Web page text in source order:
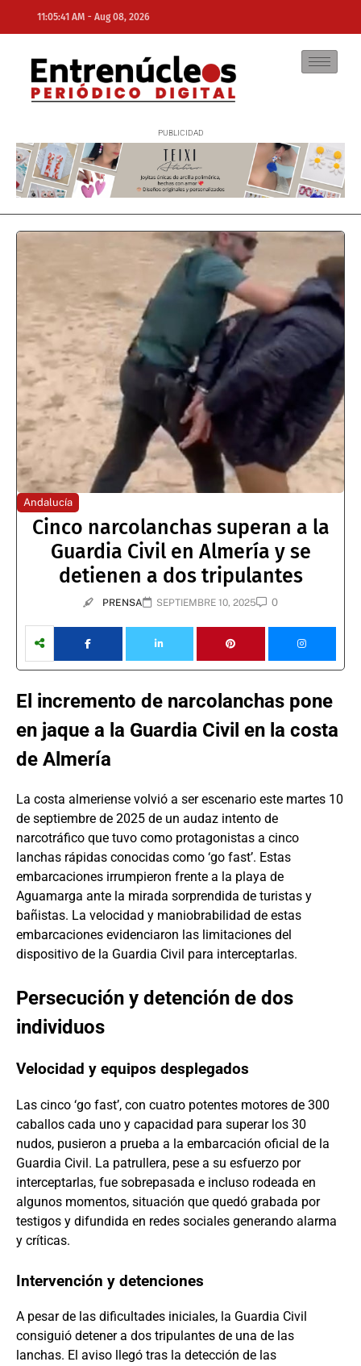
11:05:41 AM - Aug 08, 2026
NE
Andalucía
Cinco narcolanchas superan a la
Guardia Civil en Almería y se
detienen a dos tripulantes
PRENSA SEPTIEMBRE 10, 2025 0
El incremento de narcolanchas pone
en jaque a la Guardia Civil en la costa
de Almería
La costa almeriense volvió a ser escenario este martes 10
de septiembre de 2025 de un audaz intento de
narcotráfico que tuvo como protagonistas a cinco
lanchas rápidas conocidas como ‘go fast’. Estas
embarcaciones irrumpieron frente a la playa de
Aguamarga ante la mirada sorprendida de turistas y
bañistas. La velocidad y maniobrabilidad de estas
embarcaciones evidenciaron las limitaciones del
dispositivo de la Guardia Civil para interceptarlas.
Persecución y detención de dos
individuos
Velocidad y equipos desplegados
Las cinco ‘go fast’, con cuatro potentes motores de 300
caballos cada uno y capacidad para superar los 30
nudos, pusieron a prueba a la embarcación oficial de la
Guardia Civil. La patrullera, pese a su esfuerzo por
interceptarlas, fue sobrepasada e incluso rodeada en
algunos momentos, situación que quedó grabada por
testigos y difundida en redes sociales generando alarma
y críticas.
Intervención y detenciones
A pesar de las dificultades iniciales, la Guardia Civil
consiguió detener a dos tripulantes de una de las
lanchas. El aviso llegó tras la detección de las